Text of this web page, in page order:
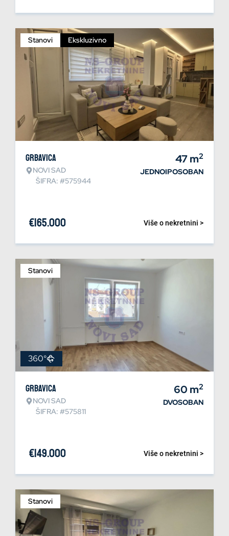
Stanovi Ekskluzivno
Grbavica
NOVI SAD
ŠIFRA: #575944
47m2
JEDNOIPOSOBAN
Više o nekretnini >
€165.000
Stanovi
360°
Grbavica
NOVI SAD
ŠIFRA: #575811
60 m2
DVOSOBAN
Više o nekretnini >
€149.000
Stanovi